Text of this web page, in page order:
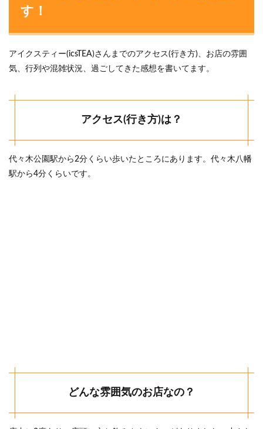
す！
アイクスティー(icsTEA)さんまでのアクセス(行き方)、お店の雰囲
気、行列や混雑状況、過ごしてきた感想を書いてます。
アクセス(行き方)は？
代々木公園駅から2分くらい歩いたところにあります。代々木八幡
駅から4分くらいです。
どんな雰囲気のお店なの？